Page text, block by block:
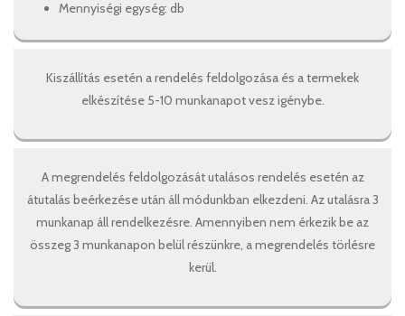
Mennyiségi egység: db
Kiszállítás esetén a rendelés feldolgozása és a termekek
elkészítése 5-10 munkanapot vesz igénybe.
A megrendelés feldolgozását utalásos rendelés esetén az
átutalás beérkezése után áll módunkban elkezdeni. Az utalásra 3
munkanap áll rendelkezésre. Amennyiben nem érkezik be az
összeg 3 munkanapon belül részünkre, a megrendelés törlésre
kerül.